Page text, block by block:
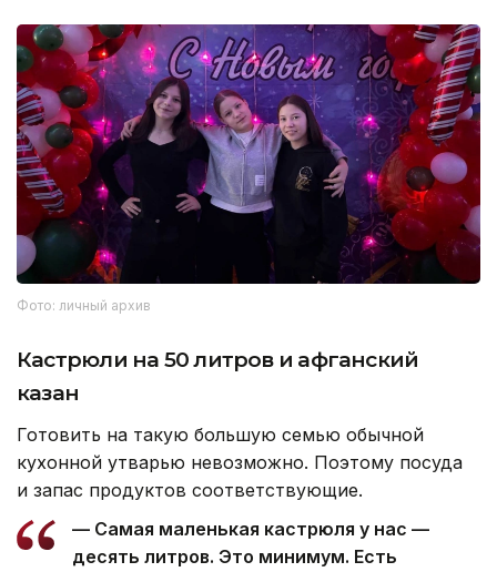
Фото: личный архив
Кастрюли на 50 литров и афганский
казан
Готовить на такую большую семью обычной
кухонной утварью невозможно. Поэтому посуда
и запас продуктов соответствующие.
— Самая маленькая кастрюля у нас —
десять литров. Это минимум. Есть